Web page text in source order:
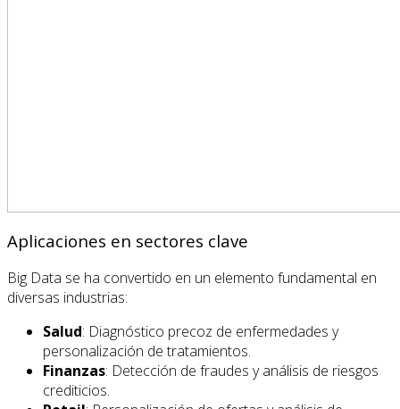
Aplicaciones en sectores clave
Big Data se ha convertido en un elemento fundamental en
diversas industrias:
Salud: Diagnóstico precoz de enfermedades y
personalización de tratamientos.
Finanzas: Detección de fraudes y análisis de riesgos
crediticios.